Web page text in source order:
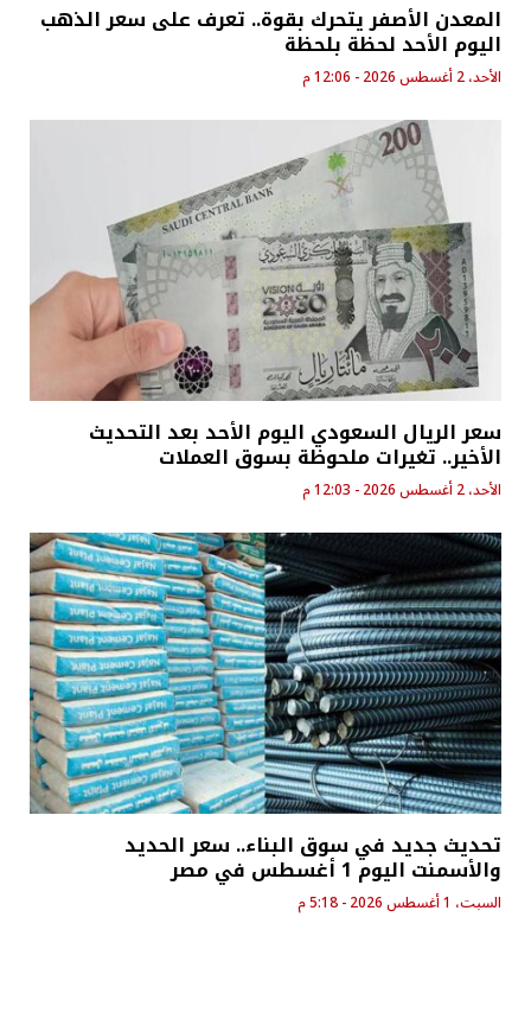
المعدن الأصفر يتحرك بقوة.. تعرف على سعر الذهب
اليوم الأحد لحظة بلحظة
الأحد، 2 أغسطس 2026 - 12:06 م
سعر الريال السعودي اليوم الأحد بعد التحديث
الأخير.. تغيرات ملحوظة بسوق العملات
الأحد، 2 أغسطس 2026 - 12:03 م
تحديث جديد في سوق البناء.. سعر الحديد
والأسمنت اليوم 1 أغسطس في مصر
السبت، 1 أغسطس 2026 - 5:18 م